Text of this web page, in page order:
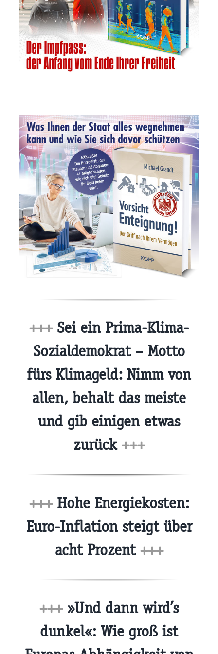
+++Sei ein Prima-Klima-
Sozialdemokrat – Motto
fürs Klimageld: Nimm von
allen, behalt das meiste
und gib einigen etwas
zurück +++
+++Hohe Energiekosten:
Euro-Inflation steigt über
acht Prozent +++
+++»Und dann wird’s
dunkel«: Wie groß ist